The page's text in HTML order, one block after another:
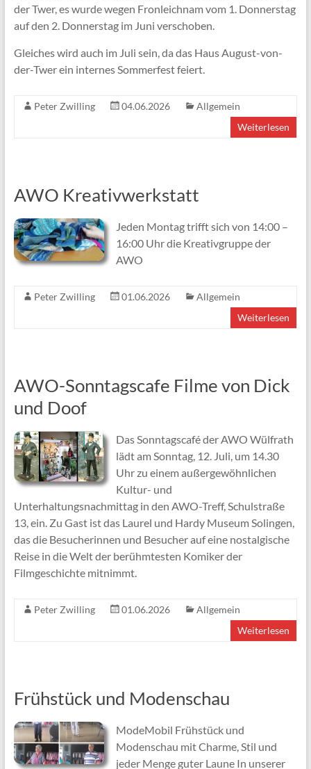
der Twer, es wurde wegen Fronleichnam vom 1. Donnerstag
auf den 2. Donnerstag im Juni verschoben.
Gleiches wird auch im Juli sein, da das Haus August-von-
der-Twer ein internes Sommerfest feiert.
Peter Zwilling 04.06.2026
Allgemein
Weiterlesen
AWO Kreativwerkstatt
Jeden Montag trifft sich von 14:00 –
16:00 Uhr die Kreativgruppe der
AWO
Peter Zwilling 01.06.2026
Allgemein
Weiterlesen
AWO-Sonntagscafe Filme von Dick
und Doof
Das Sonntagscafé der AWO Wülfrath
lädt am Sonntag, 12. Juli, um 14.30
Uhr zu einem außergewöhnlichen
Kultur- und
Unterhaltungsnachmittag in den AWO-Treff, Schulstraße
13, ein. Zu Gast ist das Laurel und Hardy Museum Solingen,
das die Besucherinnen und Besucher auf eine nostalgische
Reise in die Welt der berühmtesten Komiker der
Filmgeschichte mitnimmt.
Peter Zwilling 01.06.2026
Allgemein
Weiterlesen
Frühstück und Modenschau
ModeMobil Frühstück und
Modenschau mit Charme, Stil und
jeder Menge guter Laune In unserer